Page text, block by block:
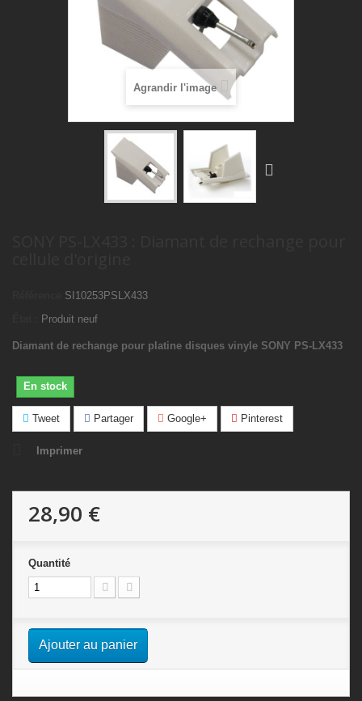
Agrandir l'image
SI10253PSLX433
Produit neuf
Diamant de rechange pour platine disques vinyle SONY PS-LX433
En stock
Tweet Partager Google+ Pinterest
Imprimer
28,90 €
Quantité
Ajouter au panier